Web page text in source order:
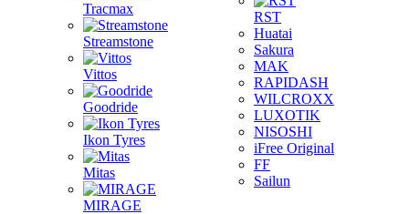
Tracmax
Streamstone
Vittos
Goodride
Ikon Tyres
Mitas
MIRAGE
RST
Huatai
Sakura
MAK
RAPIDASH
WILCROXX
LUXOTIK
NISOSHI
iFree Original
FF
Sailun